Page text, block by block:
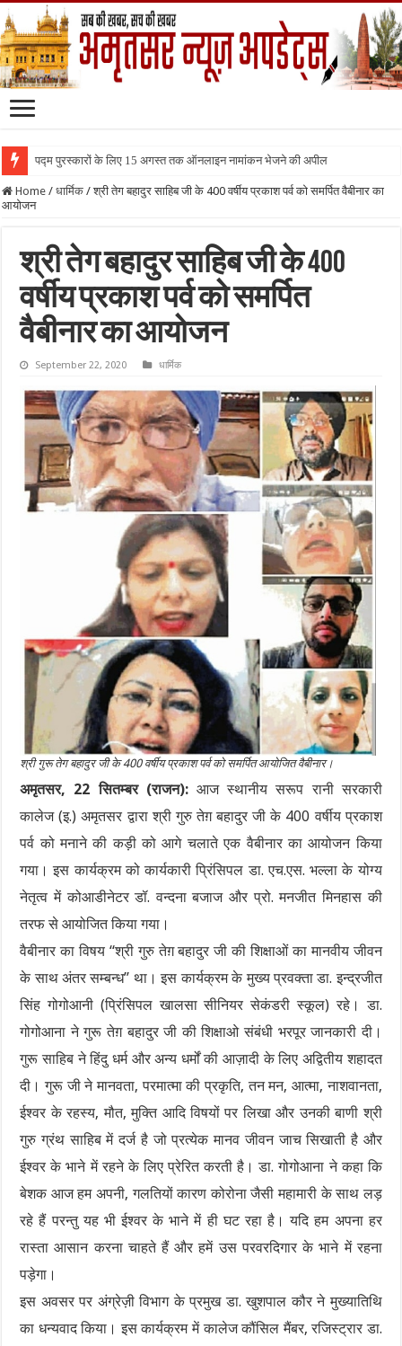
पद्म पुरस्कारों के लिए 15 अगस्त तक ऑनलाइन नामांकन भेजने की अपील
Home / धार्मिक / श्री तेग बहादुर साहिब जी के 400 वर्षीय प्रकाश पर्व को समर्पित वैबीनार का
आयोजन
श्री तेग बहादुर साहिब जी के 400
वर्षीय प्रकाश पर्व को समर्पित
वैबीनार का आयोजन
September 22, 2020 धार्मिक
श्री गुरू तेग बहादुर जी के 400 वर्षीय प्रकाश पर्व को समर्पित आयोजित वैबीनार।
अमृतसर, 22 सितम्बर (राजन): आज स्थानीय सरूप रानी सरकारी
कालेज (इ.) अमृतसर द्वारा श्री गुरु तेग़ बहादुर जी के 400 वर्षीय प्रकाश
पर्व को मनाने की कड़ी को आगे चलाते एक वैबीनार का आयोजन किया
गया। इस कार्यक्रम को कार्यकारी प्रिंसिपल डा. एच.एस. भल्ला के योग्य
नेतृत्व में कोआडीनेटर डॉ. वन्दना बजाज और प्रो. मनजीत मिनहास की
तरफ से आयोजित किया गया।
वैबीनार का विषय “श्री गुरु तेग़ बहादुर जी की शिक्षाओं का मानवीय जीवन
के साथ अंतर सम्बन्ध” था। इस कार्यक्रम के मुख्य प्रवक्ता डा. इन्द्रजीत
सिंह गोगोआनी (प्रिंसिपल खालसा सीनियर सेकंडरी स्कूल) रहे। डा.
गोगोआना ने गुरू तेग़ बहादुर जी की शिक्षाओ संबंधी भरपूर जानकारी दी।
गुरू साहिब ने हिंदु धर्म और अन्य धर्मों की आज़ादी के लिए अद्वितीय शहादत
दी। गुरू जी ने मानवता, परमात्मा की प्रकृति, तन मन, आत्मा, नाशवानता,
ईश्वर के रहस्य, मौत, मुक्ति आदि विषयों पर लिखा और उनकी बाणी श्री
गुरु ग्रंथ साहिब में दर्ज है जो प्रत्येक मानव जीवन जाच सिखाती है और
ईश्वर के भाने में रहने के लिए प्रेरित करती है। डा. गोगोआना ने कहा कि
बेशक आज हम अपनी, गलतियों कारण कोरोना जैसी महामारी के साथ लड़
रहे हैं परन्तु यह भी ईश्वर के भाने में ही घट रहा है। यदि हम अपना हर
रास्ता आसान करना चाहते हैं और हमें उस परवरदिगार के भाने में रहना
पड़ेगा।
इस अवसर पर अंग्रेज़ी विभाग के प्रमुख डा. खुशपाल कौर ने मुख्यातिथि
का धन्यवाद किया। इस कार्यक्रम में कालेज कौंसिल मैंबर, रजिस्ट्रार डा.